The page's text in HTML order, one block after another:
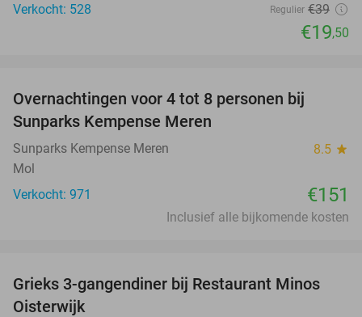
Verkocht: 528
Regulier €39
€19,50
Overnachtingen voor 4 tot 8 personen bij
Sunparks Kempense Meren
Sunparks Kempense Meren 8.5 star
Mol
Verkocht: 971
€151
Inclusief alle bijkomende kosten
30%
Grieks 3-gangendiner bij Restaurant Minos
Oisterwijk